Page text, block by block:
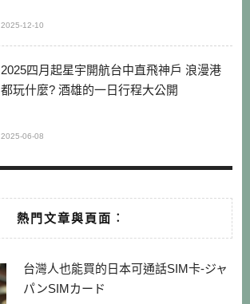
2025-12-10
2025四月起星宇開航台中直飛神戶 浪漫港
都玩什麼? 酒雄的一日行程大公開
2025-06-08
熱門文章與頁面︰
台灣人也能買的日本可通話SIM卡-ジャ
パンSIMカード